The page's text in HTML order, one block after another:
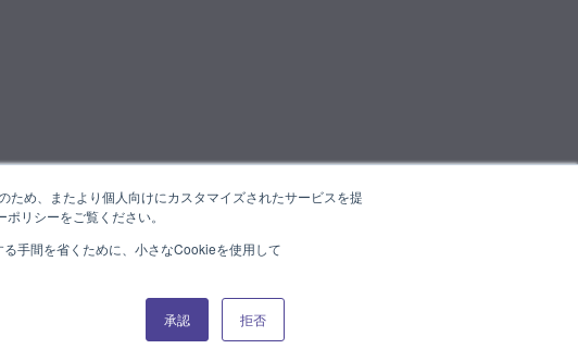
め、またより個人向けにカスタマイズされたサービスを提
リシーをご覧ください。
手間を省くために、小さなCookieを使用して
承認 拒否